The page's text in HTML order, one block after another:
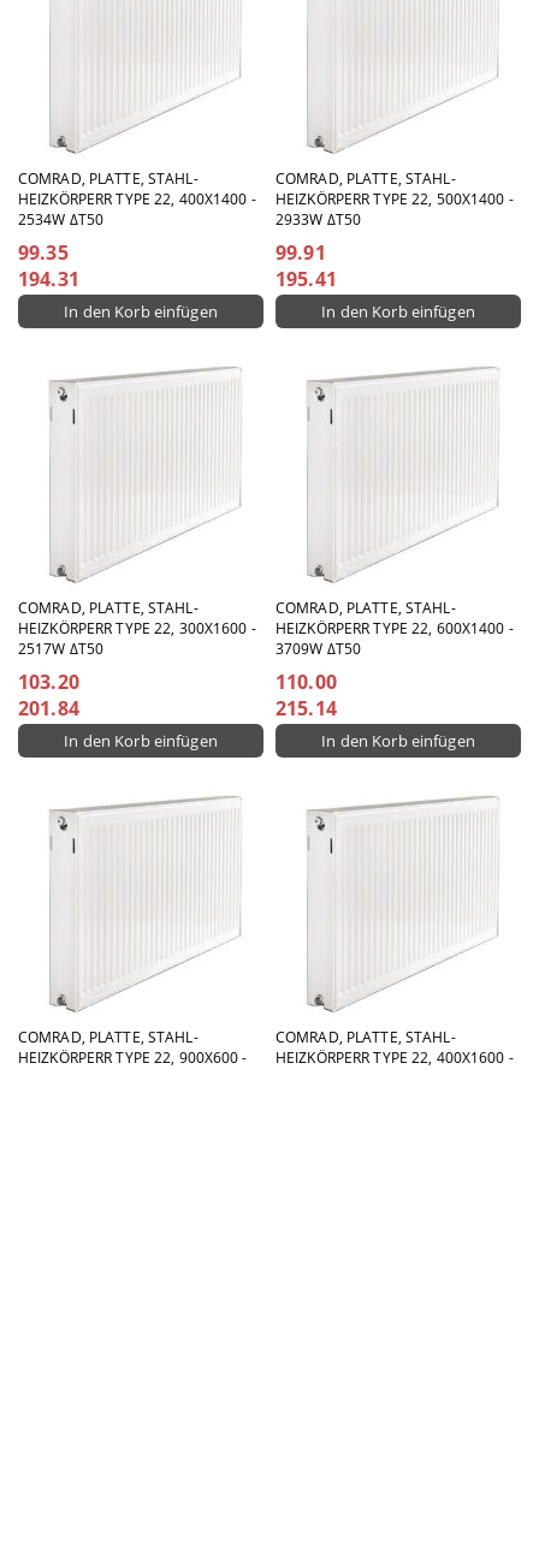
COMRAD, PLATTE, STAHL-
HEIZKÖRPERR TYPE 22, 400X1400 -
2534W ΔT50
99.35
194.31
COMRAD, PLATTE, STAHL-
HEIZKÖRPERR TYPE 22, 500X1400 -
2933W ΔT50
99.91
195.41
COMRAD, PLATTE, STAHL-
HEIZKÖRPERR TYPE 22, 300X1600 -
2517W ΔT50
103.20
201.84
COMRAD, PLATTE, STAHL-
HEIZKÖRPERR TYPE 22, 600X1400 -
3709W ΔT50
110.00
215.14
COMRAD, PLATTE, STAHL-
HEIZKÖRPERR TYPE 22, 900X600 -
COMRAD, PLATTE, STAHL-
HEIZKÖRPERR TYPE 22, 400X1600 -